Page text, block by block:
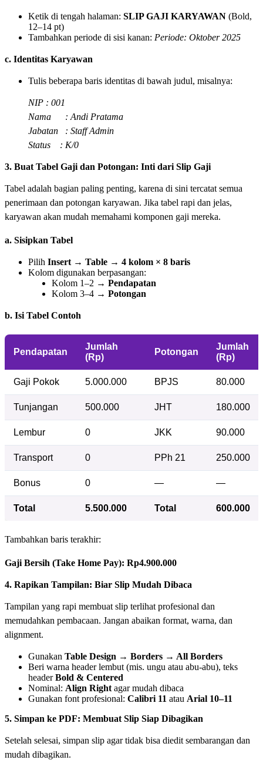
Ketik di tengah halaman: SLIP GAJI KARYAWAN (Bold,
12–14 pt)
Tambahkan periode di sisi kanan: Periode: Oktober 2025
c. Identitas Karyawan
Tulis beberapa baris identitas di bawah judul, misalnya:
NIP : 001
Nama : Andi Pratama
Jabatan : Staff Admin
Status : K/0
3. Buat Tabel Gaji dan Potongan: Inti dari Slip Gaji
Tabel adalah bagian paling penting, karena di sini tercatat semua
penerimaan dan potongan karyawan. Jika tabel rapi dan jelas,
karyawan akan mudah memahami komponen gaji mereka.
a. Sisipkan Tabel
Pilih Insert → Table → 4 kolom × 8 baris
Kolom digunakan berpasangan:
Kolom 1–2 → Pendapatan
Kolom 3–4 → Potongan
b. Isi Tabel Contoh
Pendapatan
Jumlah
(Rp)
Potongan
Jumlah
(Rp)
Gaji Pokok 5.000.000 BPJS 80.000
Tunjangan 500.000 JHT 180.000
Lembur 0 JKK 90.000
Transport 0 PPh 21 250.000
Bonus 0 — —
Total 5.500.000 Total 600.000
Tambahkan baris terakhir:
Gaji Bersih (Take Home Pay): Rp4.900.000
4. Rapikan Tampilan: Biar Slip Mudah Dibaca
Tampilan yang rapi membuat slip terlihat profesional dan
memudahkan pembacaan. Jangan abaikan format, warna, dan
alignment.
Gunakan Table Design → Borders → All Borders
Beri warna header lembut (mis. ungu atau abu-abu), teks
headerBold & Centered
Nominal: Align Right agar mudah dibaca
Gunakan font profesional: Calibri 11 atau Arial 10–11
5. Simpan ke PDF: Membuat Slip Siap Dibagikan
Setelah selesai, simpan slip agar tidak bisa diedit sembarangan dan
mudah dibagikan.